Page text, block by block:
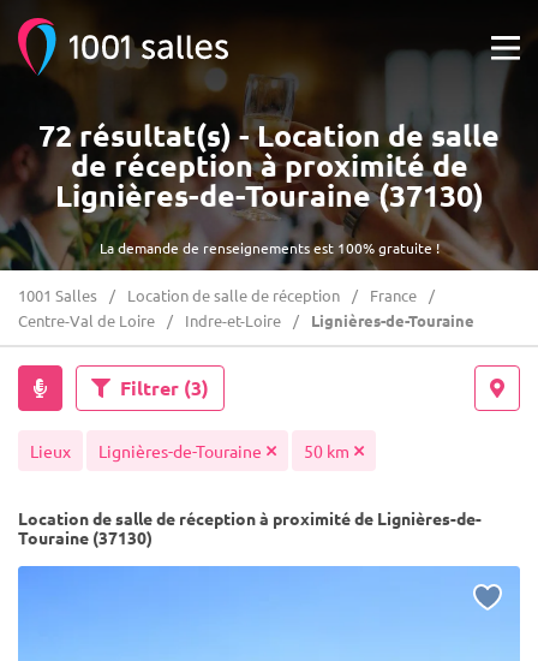
La demande de renseignements est 100% gratuite !
72 résultat(s) - Location de salle
de réception à proximité de
Lignières-de-Touraine (37130)
1001 Salles Location de salle de réception
France
Centre-Val de Loire
Indre-et-Loire Lignières-de-Touraine
Filtrer (3)
Lieux Lignières-de-Touraine 50 km
Location de salle de réception à proximité de Lignières-de-
Touraine (37130)